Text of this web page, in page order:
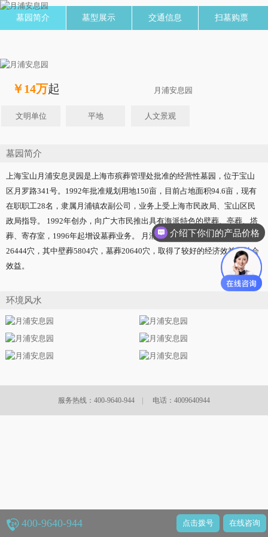
墓园简介 墓型展示 交通信息 扫墓购票
￥14万起 月浦安息园
文明单位 平地 人文景观
墓园简介
上海宝山月浦安息灵园是上海市殡葬管理处批准的经营性墓园，位于宝山
区月罗路341号。1992年批准规划用地150亩，目前占地面积94.6亩，现有
在职职工28名，隶属月浦镇农副公司，业务上受上海市民政局、宝山区民
政局指导。 1992年创办，向广大市民推出具有海派特色的壁葬、亭葬、塔
葬、寄存室，1996年起增设墓葬业务。 月浦安息灵园开办以来，共销售
26444穴，其中壁葬5804穴，墓葬20640穴，取得了较好的经济效益和社会
效益。
环境风水
服务热线：400-9640-944 | 电话：4009640944
400-9640-944 点击拨号 在线咨询
介绍下你们的产品价格